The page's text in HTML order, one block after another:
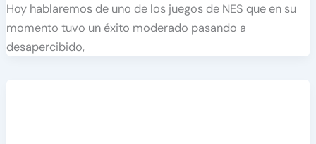
Hoy hablaremos de uno de los juegos de NES que en su
momento tuvo un éxito moderado pasando a
desapercibido,